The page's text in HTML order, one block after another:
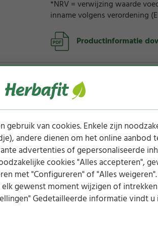
gebruik van cookies. Enkele zijn
andere dienen om het online aanbod
advertenties of gepersonaliseerde
cookies "Alles accepteren",
met "Configureren" of "Alles
gewenst moment wijzigen of
Gedetailleerde informatie vindt u
*NRV = verwijzing waarde
inname volgens verordening
Productinformatie
Zonder
kunstmatige
smaken